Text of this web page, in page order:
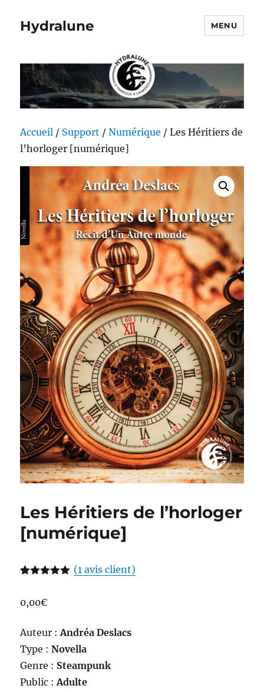
Hydralune MENU
Accueil / Support /Numérique / Les Héritiers de
l’horloger [numérique]
Les Héritiers de l’horloger
[numérique]
basé sur
(1 avis client)
0,00€
Auteur :Andréa Deslacs
Type :Novella
Genre : Steampunk
Public :Adulte